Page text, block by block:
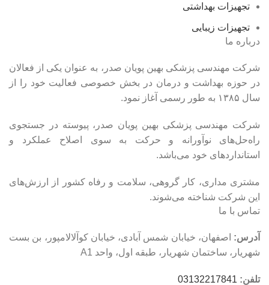
تجهیزات بهداشتی
تجهیزات زیبایی
درباره ما
شرکت مهندسی پزشکی بهین پویان صدر، به عنوان یکی از فعالان
در حوزه بهداشت و درمان در بخش خصوصی فعالیت خود را از
سال ۱۳۸۵ به طور رسمی آغاز نمود.
شرکت مهندسی پزشکی بهین پویان صدر، پیوسته در جستجوی
راه‌حل‌های نوآورانه و حرکت به سوی اصلاح عملکرد و
استانداردهای خود می‌باشد.
مشتری مداری، کار گروهی، سلامت و رفاه کشور از ارزش‌های
این شرکت شناخته می‌شوند.
تماس با ما
آدرس: اصفهان، خیابان شمس آبادی، خیابان کوآلالامپور، بن بست
شهریار، ساختمان شهریار، طبقه اول، واحد A1
تلفن: 03132217841